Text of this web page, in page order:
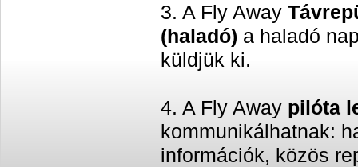
3. A Fly Away
(haladó) a haladó
küldjük ki.
4. A Fly Away pilóta
kommunikálhatnak:
információk, közös